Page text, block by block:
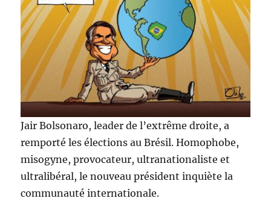
Jair Bolsonaro, leader de l’extrême droite, a
remporté les élections au Brésil. Homophobe,
misogyne, provocateur, ultranationaliste et
ultralibéral, le nouveau président inquiète la
communauté internationale.